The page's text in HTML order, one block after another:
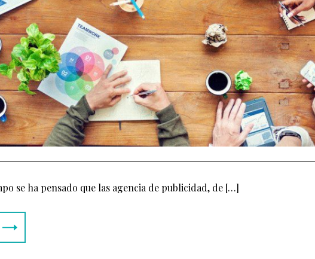
se ha pensado que las agencia de publicidad, de […]